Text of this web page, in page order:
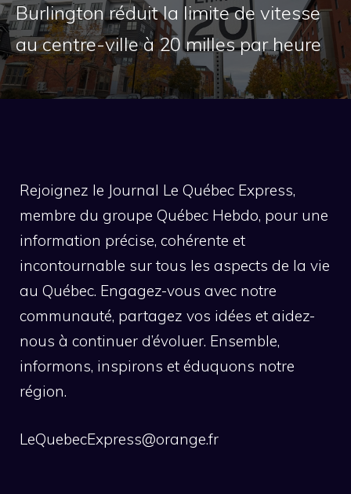
Burlington réduit la limite de vitesse
au centre-ville à 20 milles par heure
Rejoignez le Journal Le Québec Express,
membre du groupe Québec Hebdo, pour une
information précise, cohérente et
incontournable sur tous les aspects de la vie
au Québec. Engagez-vous avec notre
communauté, partagez vos idées et aidez-
nous à continuer d’évoluer. Ensemble,
informons, inspirons et éduquons notre
région.
LeQuebecExpress@orange.fr